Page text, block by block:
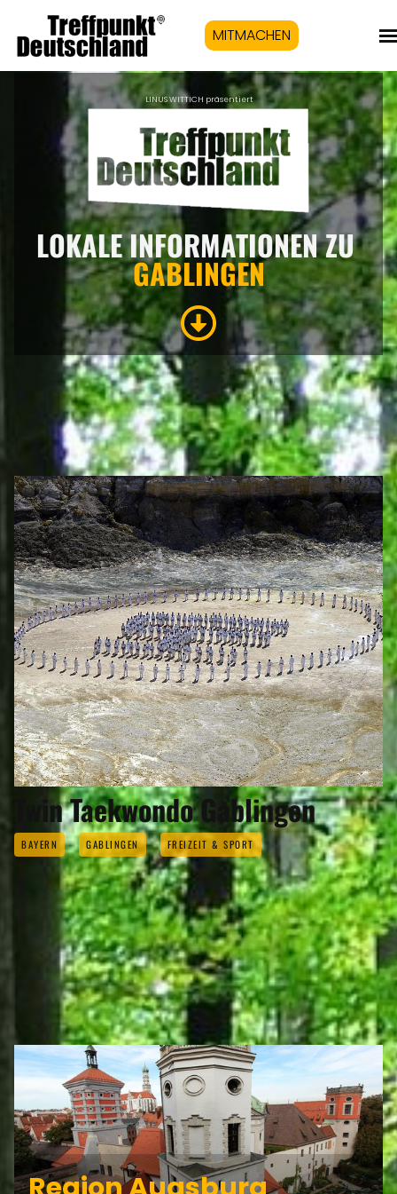
MITMACHEN
LINUS WITTICH präsentiert
LOKALE INFORMATIONEN ZU
GABLINGEN
VEREINE & ORGANISATIONEN
Eigenen Eintrag kostenlos erstellen >
Twin Taekwondo Gablingen
BAYERN GABLINGEN FREIZEIT & SPORT
GABLINGEN GEHÖRT ZU DEN
REGIONEN